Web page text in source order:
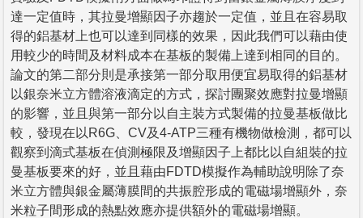
達一定值時，其拉曼增顯因子亦趨於一定值，並且在容易取
得的鋁基材上也可以達到同樣的效果，因此我們可以藉由使
用較少的時間及材料成本在基板的製備上達到相同的目的。
論文的第二部分則是承接第一部分取用便宜易取得的鋁基材
以銀奈米立方體溶液滴定的方式，探討團聚效應對拉曼增顯
的影響，並且與第一部分以自主裝方式製備的拉曼基板做比
較，發現在以R6G、CV及4-ATP三種有機物做檢測，都可以
觀察到滴式基板在偵測極限及增顯因子上都比以自組裝的拉
曼基板要來的好，並且藉由FDTD模擬作為輔助說明除了奈
米立方體與銀金屬薄膜間的共振腔形成的電磁場增顯外，奈
米粒子間形成的熱點效應亦提供額外的電磁場增顯。